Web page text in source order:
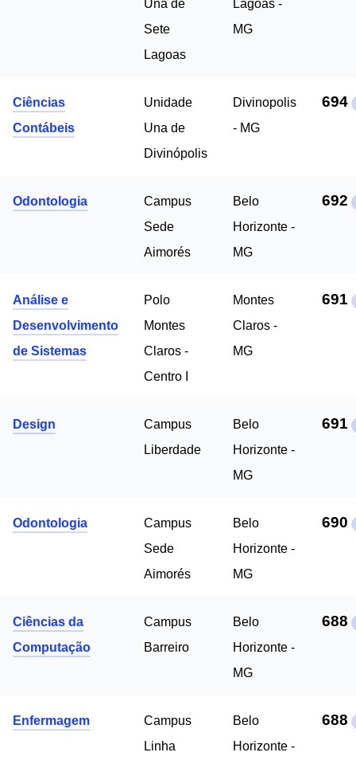
Una de
Sete
Lagoas
Lagoas -
MG
Ciências
Contábeis
Unidade
Una de
Divinópolis
Divinopolis
- MG
694
Odontologia
Campus
Sede
Aimorés
Belo
Horizonte -
MG
692
Análise e
Desenvolvimento
de Sistemas
Polo
Montes
Claros -
Centro I
Montes
Claros -
MG
691
Design
Campus
Liberdade
Belo
Horizonte -
MG
691
Odontologia
Campus
Sede
Aimorés
Belo
Horizonte -
MG
690
Ciências da
Computação
Campus
Barreiro
Belo
Horizonte -
MG
688
Enfermagem
Campus
Linha
Belo
Horizonte -
688